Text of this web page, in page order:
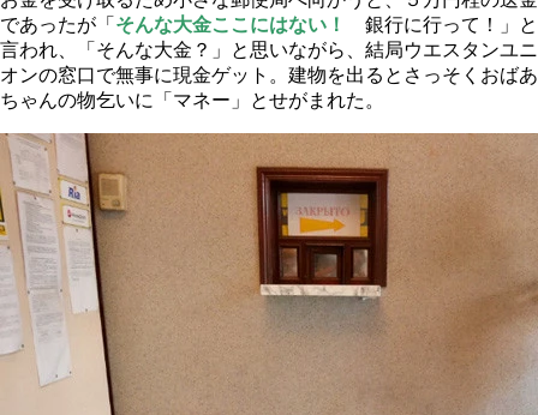
であったが「 そんな大金ここにはない！
銀行に行って！」と
言われ、「そんな大金？」と思いながら、結局ウエスタンユニ
オンの窓口で無事に現金ゲット。建物を出るとさっそくおばあ
ちゃんの物乞いに「マネー」とせがまれた。